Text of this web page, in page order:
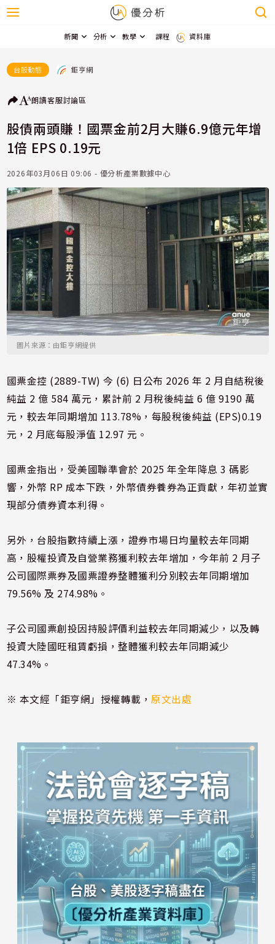
新聞 分析 教學 課程 資料庫
台股動態 鉅亨網
朗讀客服討論區
股債兩頭賺！國票金前2月大賺6.9億元年增
1倍 EPS 0.19元
2026年03月06日 09:06 - 優分析產業數據中心
圖片來源：由鉅亨網提供
國票金控 (2889-TW) 今 (6) 日公布 2026 年 2 月自結稅後
純益 2 億 584 萬元，累計前 2 月稅後純益 6 億 9190 萬
元，較去年同期增加 113.78%，每股稅後純益 (EPS)0.19
元，2 月底每股淨值 12.97 元。
國票金指出，受美國聯準會於 2025 年全年降息 3 碼影
響，外幣 RP 成本下跌，外幣債券養券為正貢獻，年初並實
現部分債券資本利得。
另外，台股指數持續上漲，證券市場日均量較去年同期
高，股權投資及自營業務獲利較去年增加，今年前 2 月子
公司國際票券及國票證券整體獲利分別較去年同期增加
79.56% 及 274.98%。
子公司國票創投因持股評價利益較去年同期減少，以及轉
投資大陸國旺租賃虧損，整體獲利較去年同期減少
47.34%。
※ 本文經「鉅亨網」授權轉載，原文出處